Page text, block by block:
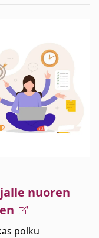
nuoren
polku